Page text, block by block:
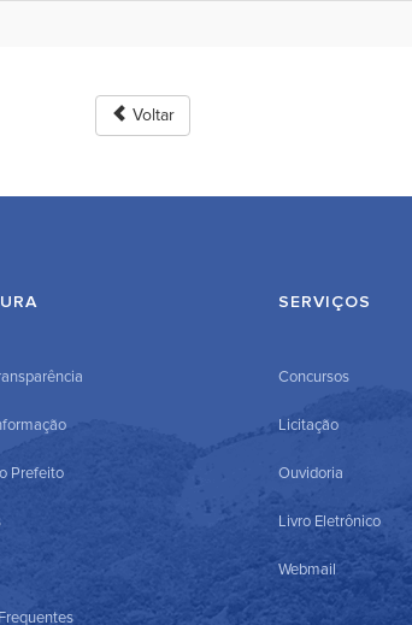
Voltar
Prefeito
SERVIÇOS
Concursos
Licitação
Ouvidoria
Livro Eletrônico
Webmail